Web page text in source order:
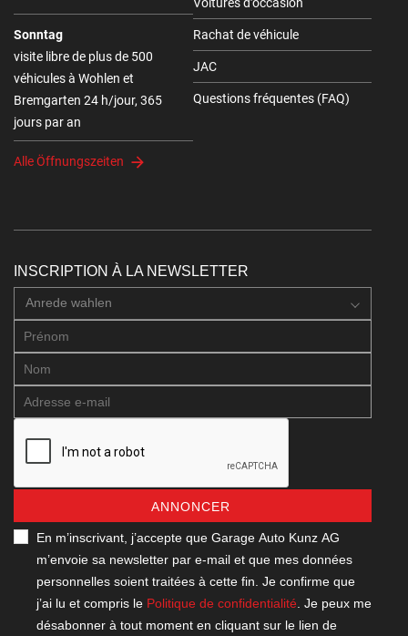
Sonntag
visite libre de plus de 500
véhicules à Wohlen et
Bremgarten 24 h/jour, 365
jours par an
Alle Öffnungszeiten
Rachat de véhicule
JAC
Questions fréquentes (FAQ)
INSCRIPTION À LA NEWSLETTER
Anrede wahlen
ANNONCER
En m’inscrivant, j’accepte que Garage Auto Kunz AG
m’envoie sa newsletter par e-mail et que mes données
personnelles soient traitées à cette fin. Je confirme que
j’ai lu et compris le Politique de confidentialité . Je peux me
désabonner à tout moment en cliquant sur le lien de